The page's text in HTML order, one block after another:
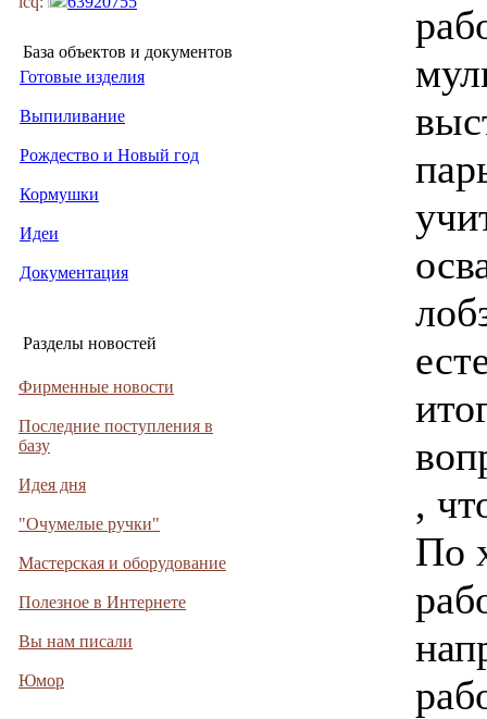
База объектов и документов
Готовые изделия
Выпиливание
Рождество и Новый год
Кормушки
Идеи
Документация
Разделы новостей
Фирменные новости
Последние поступления в
базу
Идея дня
"Очумелые ручки"
Мастерская и оборудование
Полезное в Интернете
Вы нам писали
Юмор
,
По